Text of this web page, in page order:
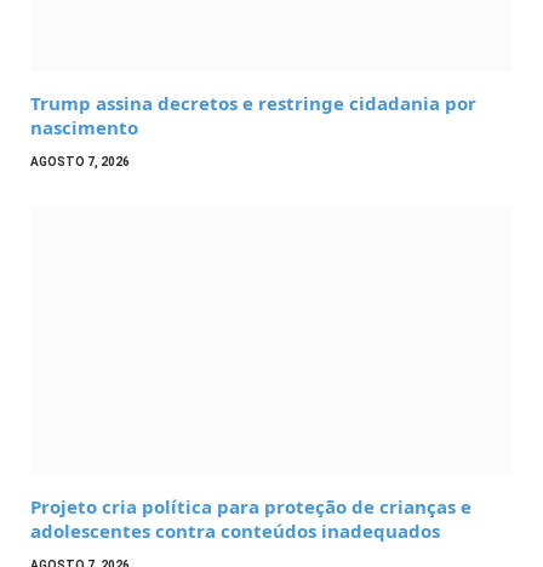
Trump assina decretos e restringe cidadania por
nascimento
AGOSTO 7, 2026
Projeto cria política para proteção de crianças e
adolescentes contra conteúdos inadequados